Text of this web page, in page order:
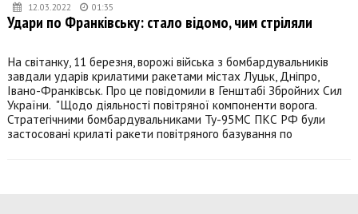
12.03.2022 01:35
Удари по Франківську: стало відомо, чим стріляли
На світанку, 11 березня, ворожі війська з бомбардувальників
завдали ударів крилатими ракетами містах Луцьк, Дніпро,
Івано-Франківськ. Про це повідомили в Генштабі Збройних Сил
України. "Щодо діяльності повітряної компоненти ворога.
Стратегічними бомбардувальниками Ту-95МС ПКС РФ були
застосовані крилаті ракети повітряного базування по